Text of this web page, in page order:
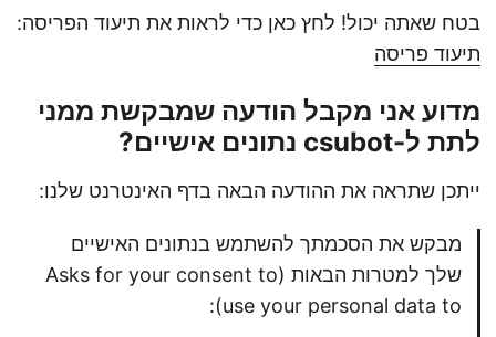
בטח שאתה יכול! לחץ כאן כדי לראות את תיעוד הפריסה:
תיעוד פריסה
מדוע אני מקבל הודעה שמבקשת ממני
לתת ל-csubot נתונים אישיים?
ייתכן שתראה את ההודעה הבאה בדף האינטרנט שלנו:
מבקש את הסכמתך להשתמש בנתונים האישיים
שלך למטרות הבאות (Asks for your consent to
use your personal data to):